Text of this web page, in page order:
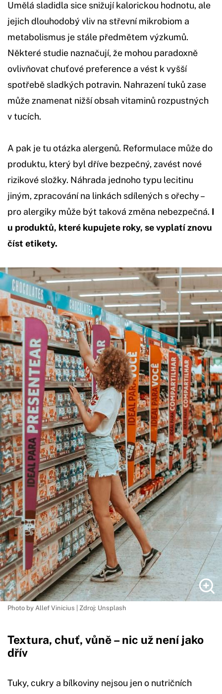
Umělá sladidla sice snižují kalorickou hodnotu, ale
jejich dlouhodobý vliv na střevní mikrobiom a
metabolismus je stále předmětem výzkumů.
Některé studie naznačují, že mohou paradoxně
ovlivňovat chuťové preference a vést k vyšší
spotřebě sladkých potravin. Nahrazení tuků zase
může znamenat nižší obsah vitaminů rozpustných
v tucích.
A pak je tu otázka alergenů. Reformulace může do
produktu, který byl dříve bezpečný, zavést nové
rizikové složky. Náhrada jednoho typu lecitinu
jiným, zpracování na linkách sdílených s ořechy –
pro alergiky může být taková změna nebezpečná. I
u produktů, které kupujete roky, se vyplatí znovu
číst etikety.
Photo by Allef Vinicius | Zdroj: Unsplash
Textura, chuť, vůně – nic už není jako
dřív
Tuky, cukry a bílkoviny nejsou jen o nutričních